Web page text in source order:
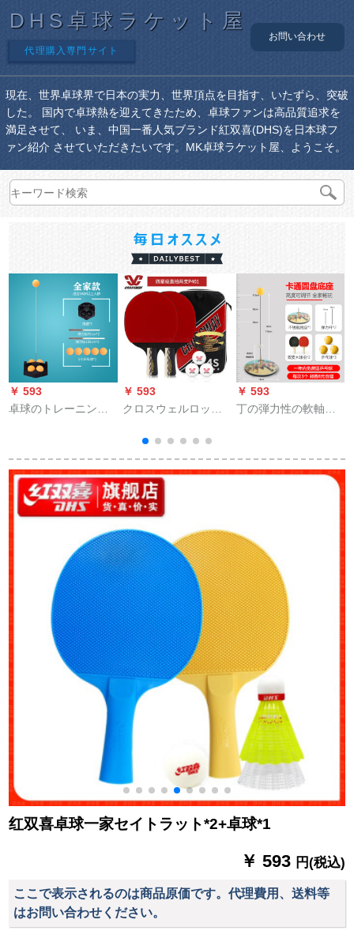
DHS卓球ラケット屋
代理購入専門サイト
お問い合わせ
現在、世界卓球界で日本の実力、世界頂点を目指す、いたずら、突破
した。 国内で卓球熱を迎えてきたため、卓球ファンは高品質追求を
満足させて、 いま、中国一番人気ブランド紅双喜(DHS)を日本球フ
ァン紹介 させていただきたいです。MK卓球ラケット屋、ようこそ。
￥ 593
卓球のトレーニン家
はボレーの利器を训
练します。
￥ 593
クロスウェルロック
ット五星六星シング
ルス攻撃用シーベル
トの直横撮り両面テ
ートP 401;4星/2本セ
イト/短柄直筆13本の
ボアをプロシュート
します。
￥ 593
丁の弾力性の軟軸の
の器を訓練してか
ら、供給します。近
ィンレス】ワンワン
チームの高さは家族
の金を調節します。
红双喜卓球一家セイトラット*2+卓球*1
￥ 593 円(税込)
ここで表示されるのは商品原価です。代理費用、送料等
はお問い合わせください。